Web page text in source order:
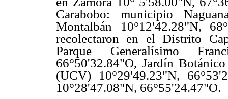
Carabobo: municipio
Montalbán 10°12'42.28"N,
recolectaron en el Distrito
Parque Generalísimo
66°50'32.84"O, Jardín
(UCV) 10°29'49.23"N,
10°28'47.08"N, 66°55'24.47"O.